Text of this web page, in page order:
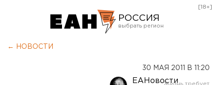
РОССИЯ
[18+]
← НОВОСТИ
30 МАЯ 2011 В 11:20
ЕАНовости